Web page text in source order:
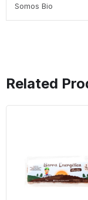
Somos Bio
Related